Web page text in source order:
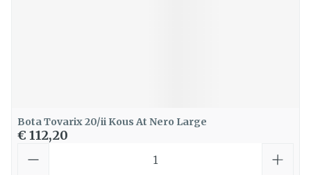
Bota Tovarix 20/ii Kous At Nero Large
€ 112,20